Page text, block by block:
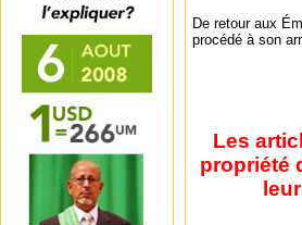
De retour aux
procédé à son
Les
propriété